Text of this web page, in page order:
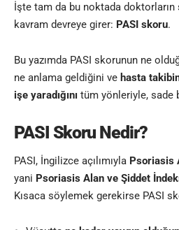
İşte tam da bu noktada doktorların
kavram devreye girer: PASI skoru.
Bu yazımda PASI skorunun ne
ne anlama geldiğini ve hasta
işe yaradığını tüm yönleriyle, sade
PASI Skoru Nedir?
PASI, İngilizce açılımıyla Psoriasis
yani Psoriasis Alan ve Şiddet
Kısaca söylemek gerekirse PASI